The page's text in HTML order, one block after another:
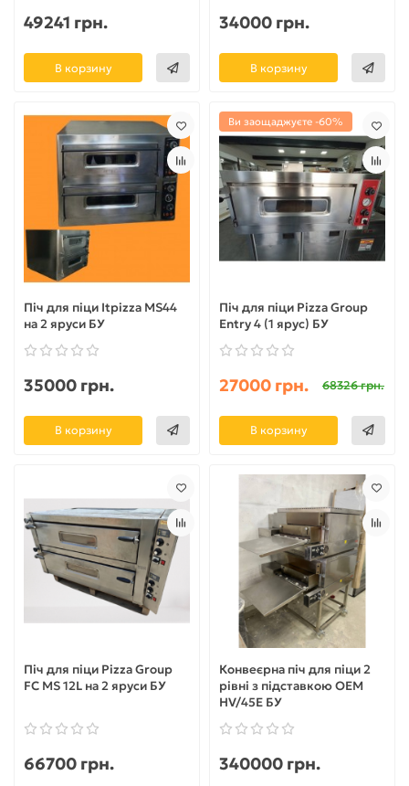
49241 грн.
В корзину
34000 грн.
В корзину
Піч для піци Itpizza MS44
на 2 яруси БУ
35000 грн.
В корзину
Ви заощаджуєте -60%
Піч для піци Pizza Group
Entry 4 (1 ярус) БУ
27000 грн. 68326 грн.
В корзину
Піч для піци Pizza Group
FC MS 12L на 2 яруси БУ
66700 грн.
Конвеєрна піч для піци 2
рівні з підставкою OEM
HV/45E БУ
340000 грн.